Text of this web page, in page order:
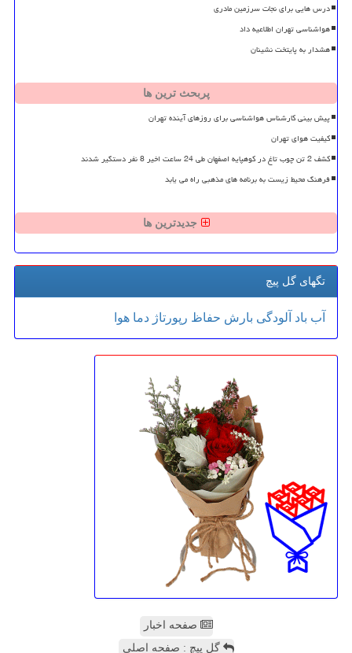
درس هایی برای نجات سرزمین مادری
هواشناسی تهران اطلاعیه داد
هشدار به پایتخت نشینان
پربحث ترین ها
پیش بینی کارشناس هواشناسی برای روزهای آینده تهران
کیفیت هوای تهران
کشف 2 تن چوب تاغ در کوهپایه اصفهان طی 24 ساعت اخیر 8 نفر دستگیر شدند
فرهنگ محیط زیست به برنامه های مذهبی راه می یابد
جدیدترین ها
تگهای گل پیچ
آب باد آلودگی بارش حفاظ رپورتاژ دما هوا
صفحه اخبار
گل پیچ : صفحه اصلی